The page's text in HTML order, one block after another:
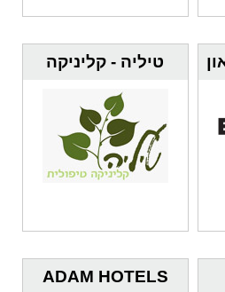
טיליה - קליניקה
רפואית
ADAM HOTELS